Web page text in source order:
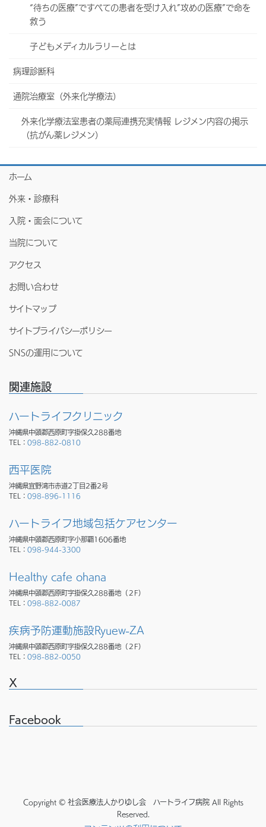
“待ちの医療”ですべての患者を受け入れ”攻めの医療”で命を
救う
子どもメディカルラリーとは
病理診断科
通院治療室（外来化学療法）
外来化学療法室患者の薬局連携充実情報 レジメン内容の掲示
（抗がん薬レジメン）
ホーム
外来・診療科
入院・面会について
当院について
アクセス
お問い合わせ
サイトマップ
サイトプライバシーポリシー
SNSの運用について
関連施設
ハートライフクリニック
沖縄県中頭郡西原町字掛保久288番地
TEL： 098-882-0810
西平医院
沖縄県宜野湾市赤道2丁目2番2号
TEL： 098-896-1116
ハートライフ地域包括ケアセンター
沖縄県中頭郡西原町字小那覇1606番地
TEL： 098-944-3300
Healthy cafe ohana
沖縄県中頭郡西原町字掛保久288番地（２F）
TEL： 098-882-0087
疾病予防運動施設Ryuew-ZA
沖縄県中頭郡西原町字掛保久288番地（２F）
TEL： 098-882-0050
X
Facebook
Copyright © 社会医療法人かりゆし会 ハートライフ病院 All Rights
Reserved.
入院・面会について
当院について
フロア案内
よくあるご質問
採用情報